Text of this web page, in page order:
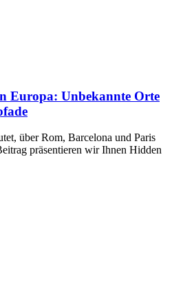
Europa: Unbekannte Orte
über Rom, Barcelona und Paris
präsentieren wir Ihnen Hidden